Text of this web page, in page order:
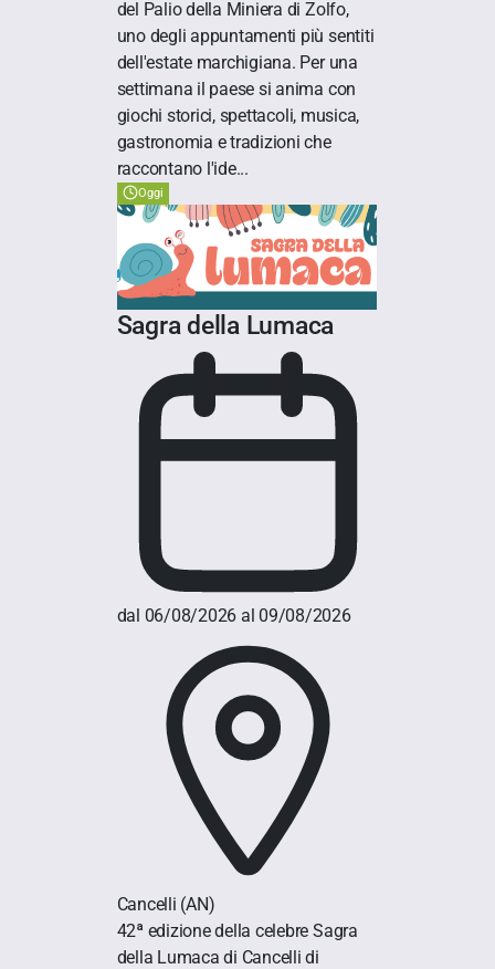
del Palio della Miniera di Zolfo,
uno degli appuntamenti più sentiti
dell'estate marchigiana. Per una
settimana il paese si anima con
giochi storici, spettacoli, musica,
gastronomia e tradizioni che
raccontano l'ide...
Oggi
Sagra della Lumaca
dal 06/08/2026 al 09/08/2026
Cancelli (AN)
42ª edizione della celebre Sagra
della Lumaca di Cancelli di